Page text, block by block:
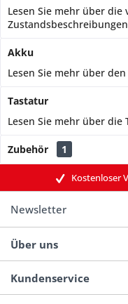
Lesen Sie mehr über die
Akku
Lesen Sie mehr über
Tastatur
Lesen Sie mehr über die
Zubehör 1
Kostenloser
Newsletter
Über uns
Kundenservice